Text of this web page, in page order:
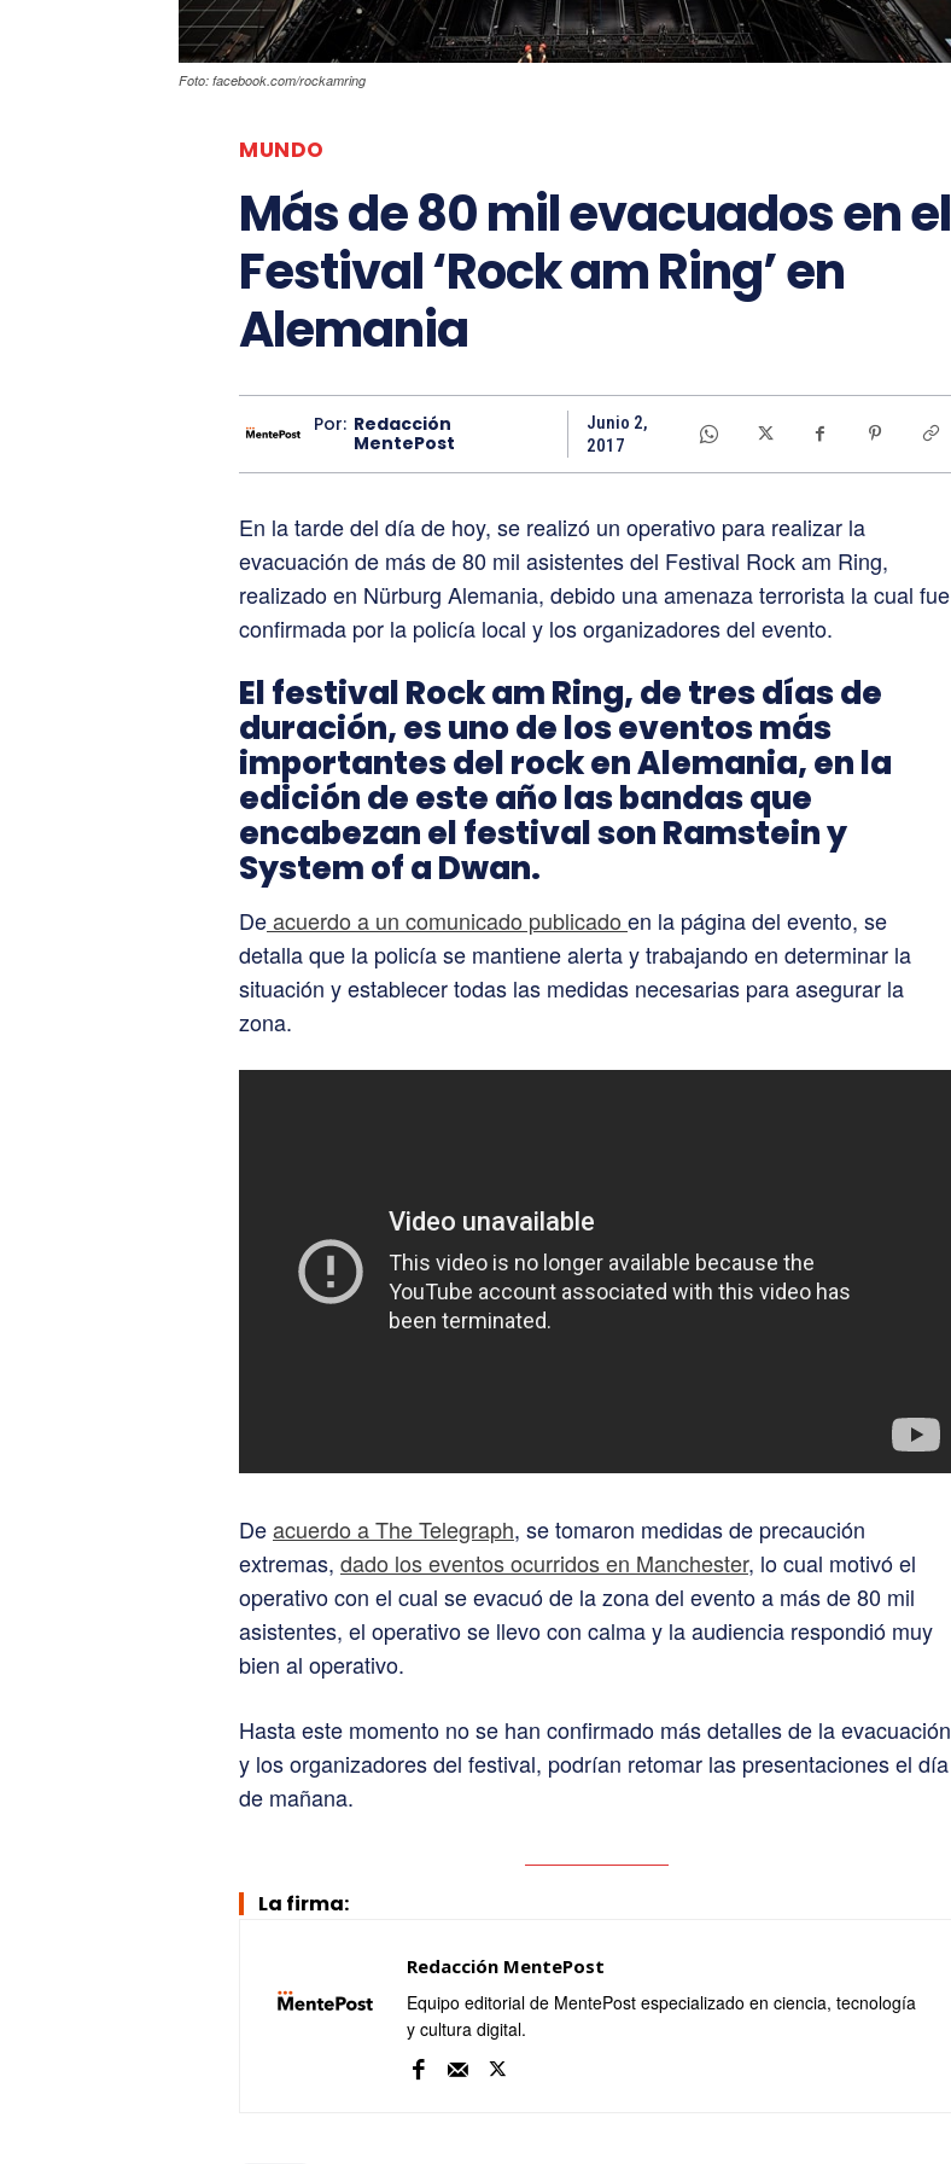
Foto: facebook.com/rockamring
MUNDO
Más de 80 mil evacuados en el
Festival ‘Rock am Ring’ en
Alemania
Por: Redacción
MentePost
Junio 2,
2017
En la tarde del día de hoy, se realizó un operativo para realizar la
evacuación de más de 80 mil asistentes del Festival Rock am Ring,
realizado en Nürburg Alemania, debido una amenaza terrorista la cual fue
confirmada por la policía local y los organizadores del evento.
El festival Rock am Ring, de tres días de
duración, es uno de los eventos más
importantes del rock en Alemania, en la
edición de este año las bandas que
encabezan el festival son Ramstein y
System of a Dwan.
Deacuerdo a un comunicado publicado en la página del evento, se
detalla que la policía se mantiene alerta y trabajando en determinar la
situación y establecer todas las medidas necesarias para asegurar la
zona.
Deacuerdo a The Telegraph, se tomaron medidas de precaución
extremas, dado los eventos ocurridos en Manchester, lo cual motivó el
operativo con el cual se evacuó de la zona del evento a más de 80 mil
asistentes, el operativo se llevo con calma y la audiencia respondió muy
bien al operativo.
Hasta este momento no se han confirmado más detalles de la evacuación
y los organizadores del festival, podrían retomar las presentaciones el día
de mañana.
La firma:
Redacción MentePost
Equipo editorial de MentePost especializado en ciencia, tecnología
y cultura digital.